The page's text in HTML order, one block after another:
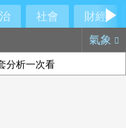
社會
財經
氣象
分析一次看